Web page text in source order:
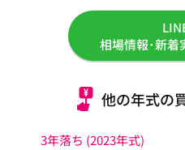
相場情報･新着
他の年式の
3年落ち (2023年式)